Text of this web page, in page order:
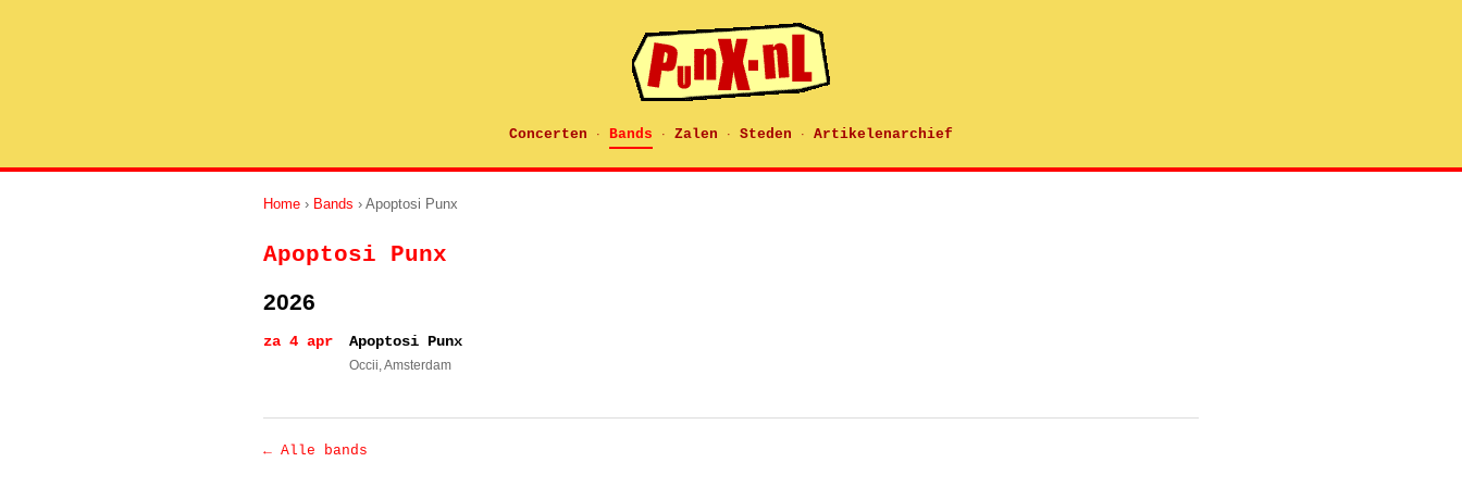
Concerten · Bands · Zalen · Steden · Artikelenarchief
Home › Bands › Apoptosi Punx
Apoptosi Punx
2026
za 4 apr Apoptosi Punx
Occii, Amsterdam
← Alle bands